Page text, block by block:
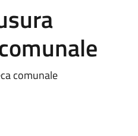
comunale